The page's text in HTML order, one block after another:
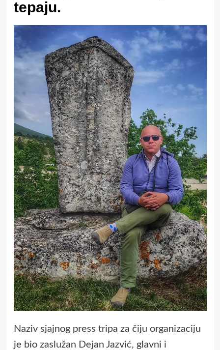
tepaju.
Naziv sjajnog press tripa za čiju organizaciju
je bio zaslužan Dejan Jazvić, glavni i